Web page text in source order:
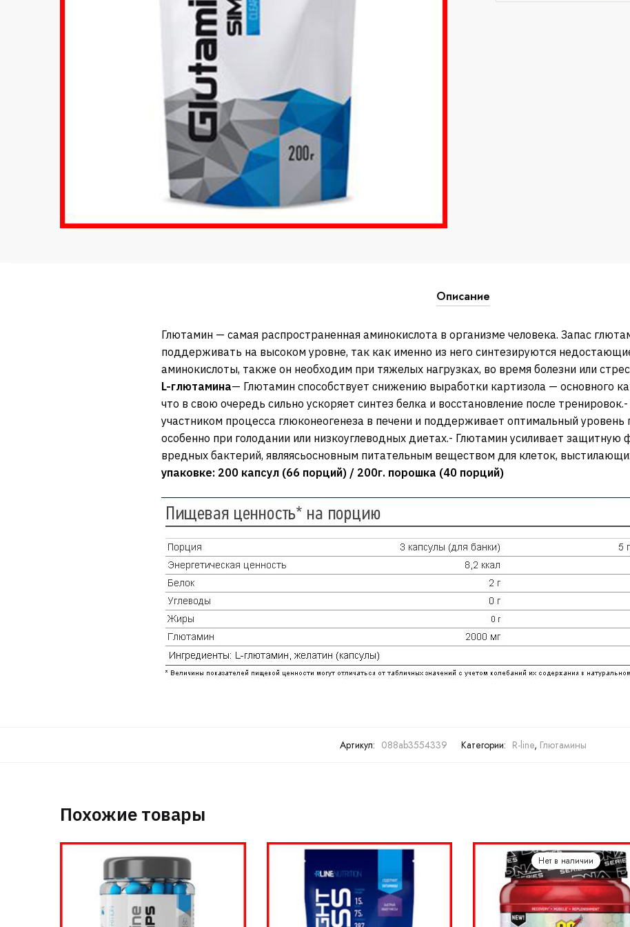
Описание
Глютамин — самая распространенная аминокислота в организме человека. Запас
поддерживать на высоком уровне, так как именно из него синтезируются
аминокислоты, также он необходим при тяжелых нагрузках, во время болезни или
L-глютамина— Глютамин способствует снижению выработки картизола — основного
что в свою очередь сильно ускоряет синтез белка и восстановление после
участником процесса глюконеогенеза в печени и поддерживает оптимальный уровень
особенно при голодании или низкоуглеводных диетах.- Глютамин усиливает защитную
вредных бактерий, являясьосновным питательным веществом для клеток,
упаковке: 200 капсул (66 порций) / 200г. порошка (40 порций)
Артикул: 088ab3554339 Категории: R-line, Глютамины
Похожие товары
Нет в наличии